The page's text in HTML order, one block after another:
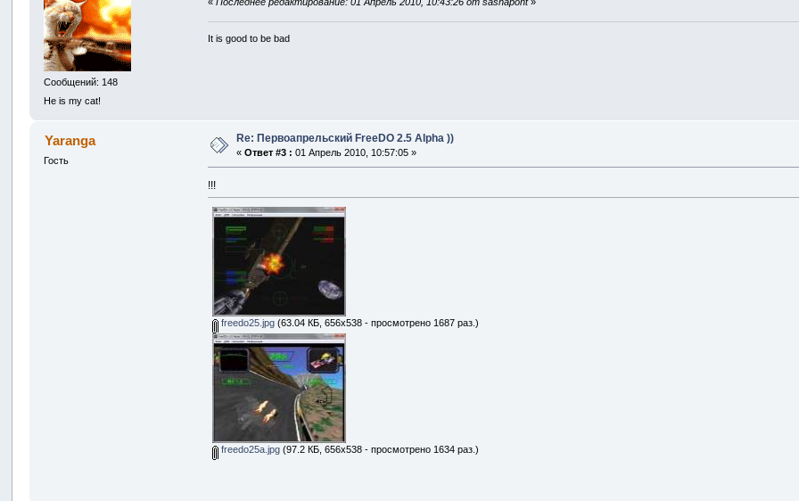
Сообщений: 148
He is my cat!
It is good to be bad
Yaranga
Гость
Re: Первоапрельский FreeDO 2.5 Alpha ))
«Ответ #3 : 01 Апрель 2010, 10:57:05 »
!!!
freedo25.jpg (63.04 КБ, 656x538 - просмотрено 1687 раз.)
freedo25a.jpg (97.2 КБ, 656x538 - просмотрено 1634 раз.)